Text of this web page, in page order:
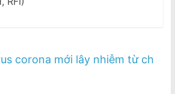
corona mới lây nhiễm từ ch